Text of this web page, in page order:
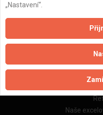
Naše
Zpracování a
Zásady pro
Obchodní
Naše
„Nastavení“.